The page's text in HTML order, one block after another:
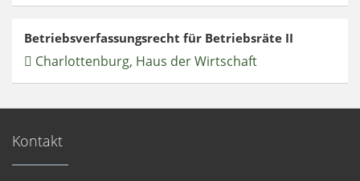
Betriebsverfassungsrecht für Betriebsräte II
Charlottenburg, Haus der Wirtschaft
Kontakt